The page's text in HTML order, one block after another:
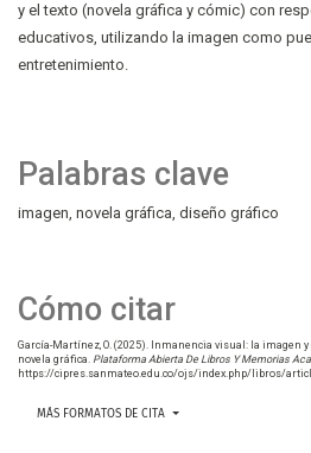
Palabras clave
imagen novela gráfica diseño gráfico
Cómo citar
García-Martínez, O. (2025). Inmanencia visual: la imagen
novela gráfica. Plataforma Abierta De Libros Y Memorias
https://cipres.sanmateo.edu.co/ojs/index.php/libros/
MÁS FORMATOS DE CITA
y el texto (novela gráfica y cómic) con
educativos, utilizando la imagen como
entretenimiento.